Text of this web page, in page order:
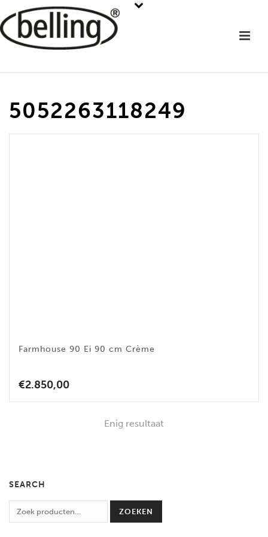
5052263118249
Farmhouse 90 Ei 90 cm Crème
€2.850,00
Enig resultaat
SEARCH
ZOEKEN